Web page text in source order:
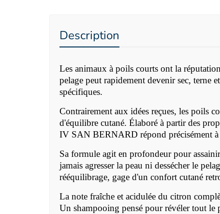
Description
Les animaux à poils courts ont la
pelage peut rapidement devenir sec, terne
spécifiques.
Contrairement aux idées reçues, les poils
d'équilibre cutané. Élaboré à partir des
IV SAN BERNARD répond précisément
Sa formule agit en profondeur pour
jamais agresser la peau ni dessécher le
rééquilibrage, gage d'un confort cutané
La note fraîche et acidulée du citron
Un shampooing pensé pour révéler tout le